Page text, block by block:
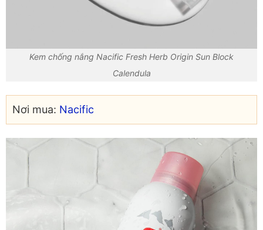
Kem chống nắng Nacific Fresh Herb Origin Sun Block
Calendula
Nơi mua: Nacific